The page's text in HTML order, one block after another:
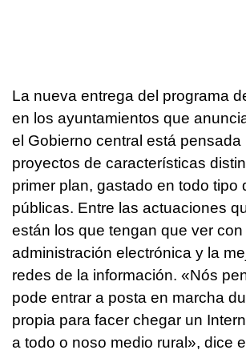
La nueva entrega del programa
en los ayuntamientos que
el Gobierno central está pensada
proyectos de características
primer plan, gastado en todo tipo
públicas. Entre las actuaciones
están los que tengan que ver con
administración electrónica y la
redes de la información. «Nós
pode entrar a posta en marcha
propia para facer chegar un
a todo o noso medio rural», dice